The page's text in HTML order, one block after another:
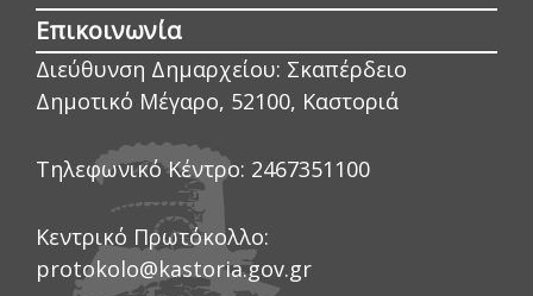
Επικοινωνία
Διεύθυνση Δημαρχείου: Σκαπέρδειο
Δημοτικό Μέγαρο, 52100, Καστοριά
Τηλεφωνικό Κέντρο: 2467351100
Κεντρικό Πρωτόκολλο:
protokolo@kastoria.gov.gr